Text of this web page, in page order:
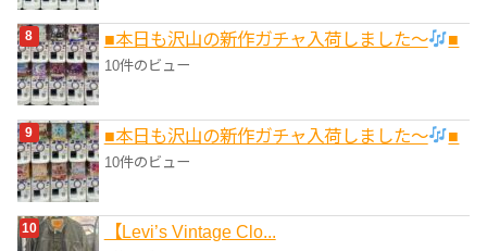
■本日も沢山の新作ガチャ入荷しました〜 ■
10件のビュー
■本日も沢山の新作ガチャ入荷しました〜 ■
10件のビュー
【Levi’s Vintage Clo...